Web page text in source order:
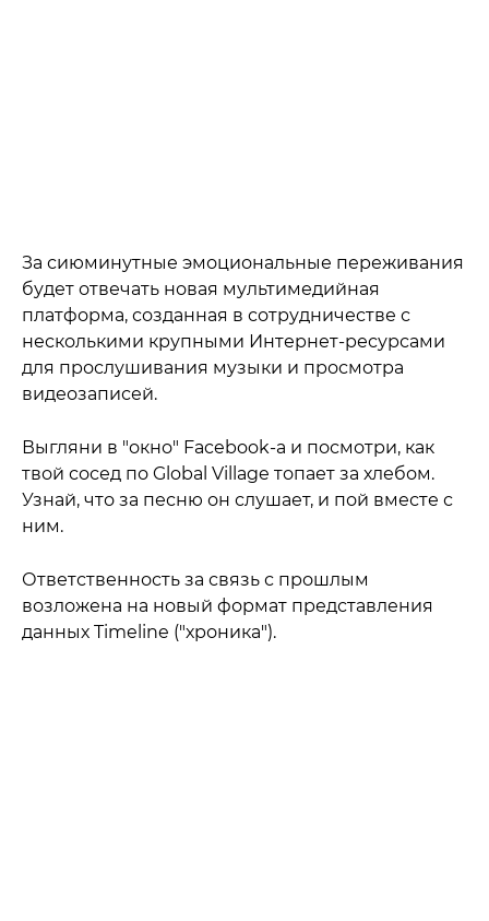
За сиюминутные эмоциональные переживания
будет отвечать новая мультимедийная
платформа, созданная в сотрудничестве с
несколькими крупными Интернет-ресурсами
для прослушивания музыки и просмотра
видеозаписей.
Выгляни в "окно" Facebook-а и посмотри, как
твой сосед по Global Village топает за хлебом.
Узнай, что за песню он слушает, и пой вместе с
ним.
Ответственность за связь с прошлым
возложена на новый формат представления
данных Timeline ("хроника").